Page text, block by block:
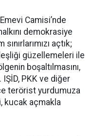
Camisi’nde
demokrasiye
açtık;
güzellemeleri ile
boşaltılmasını,
IŞİD, PKK ve diğer
terörist yurdumuza
kucak açmakla